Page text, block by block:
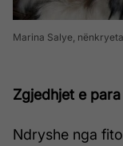
Marina Salye,
Zgjedhjet e
Ndryshe nga